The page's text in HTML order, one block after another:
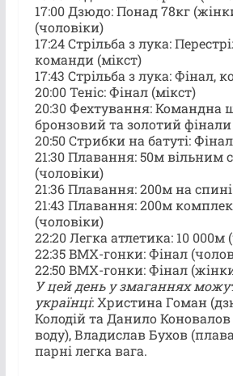
17:00 Дзюдо: Понад 78кг
(чоловіки)
17:24 Стрільба з лука:
команди (мікст)
17:43 Стрільба з лука: Фінал,
20:00 Теніс: Фінал (мікст)
20:30 Фехтування: Командна
бронзовий та золотий
20:50 Стрибки на батуті:
21:30 Плавання: 50м вільним
(чоловіки)
21:36 Плавання: 200м на
21:43 Плавання: 200м
(чоловіки)
22:20 Легка атлетика: 10 000м
22:35 BMX-гонки: Фінал
22:50 BMX-гонки: Фінал
У цей день у змаганнях
українці: Христина Гоман
Колодій та Данило
воду), Владислав Бухов
парні легка вага.